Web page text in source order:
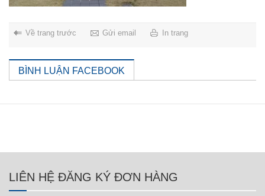
Về trang trước Gửi email In trang
BÌNH LUẬN FACEBOOK
LIÊN HỆ ĐĂNG KÝ ĐƠN HÀNG